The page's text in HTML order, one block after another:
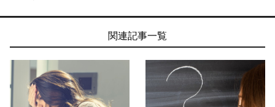
関連記事一覧